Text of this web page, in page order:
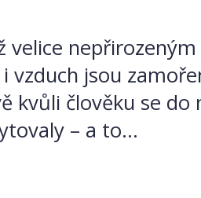
velice
vzduch jsou
kvůli člověku se
– a to...